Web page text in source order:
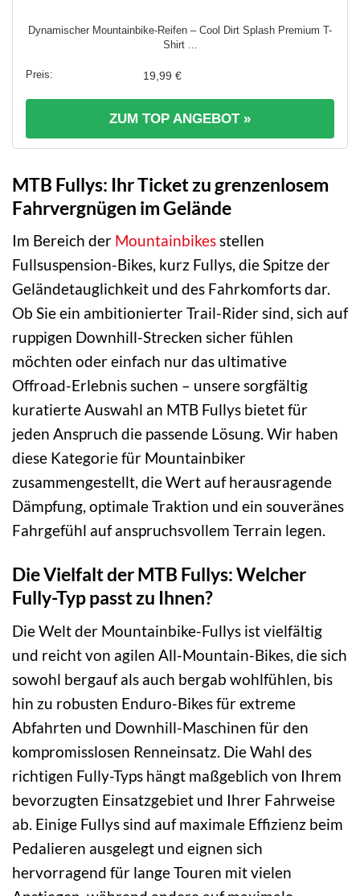
Dynamischer Mountainbike-Reifen – Cool Dirt Splash Premium T-
Shirt ...
19,99 €
ZUM TOP ANGEBOT »
MTB Fullys: Ihr Ticket zu grenzenlosem
Fahrvergnügen im Gelände
Im Bereich der Mountainbikesstellen
Fullsuspension-Bikes, kurz Fullys, die Spitze der
Geländetauglichkeit und des Fahrkomforts dar.
Ob Sie ein ambitionierter Trail-Rider sind, sich auf
ruppigen Downhill-Strecken sicher fühlen
möchten oder einfach nur das ultimative
Offroad-Erlebnis suchen – unsere sorgfältig
kuratierte Auswahl an MTB Fullys bietet für
jeden Anspruch die passende Lösung. Wir haben
diese Kategorie für Mountainbiker
zusammengestellt, die Wert auf herausragende
Dämpfung, optimale Traktion und ein souveränes
Fahrgefühl auf anspruchsvollem Terrain legen.
Die Vielfalt der MTB Fullys: Welcher
Fully-Typ passt zu Ihnen?
Die Welt der Mountainbike-Fullys ist vielfältig
und reicht von agilen All-Mountain-Bikes, die sich
sowohl bergauf als auch bergab wohlfühlen, bis
hin zu robusten Enduro-Bikes für extreme
Abfahrten und Downhill-Maschinen für den
kompromisslosen Renneinsatz. Die Wahl des
richtigen Fully-Typs hängt maßgeblich von Ihrem
bevorzugten Einsatzgebiet und Ihrer Fahrweise
ab. Einige Fullys sind auf maximale Effizienz beim
Pedalieren ausgelegt und eignen sich
hervorragend für lange Touren mit vielen